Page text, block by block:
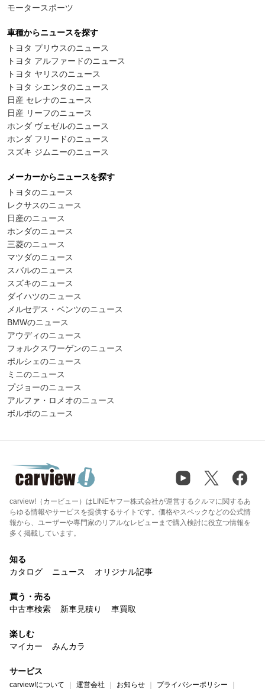
モータースポーツ
車種からニュースを探す
トヨタ プリウスのニュース
トヨタ アルファードのニュース
トヨタ ヤリスのニュース
トヨタ シエンタのニュース
日産 セレナのニュース
日産 リーフのニュース
ホンダ ヴェゼルのニュース
ホンダ フリードのニュース
スズキ ジムニーのニュース
メーカーからニュースを探す
トヨタのニュース
レクサスのニュース
日産のニュース
ホンダのニュース
三菱のニュース
マツダのニュース
スバルのニュース
スズキのニュース
ダイハツのニュース
メルセデス・ベンツのニュース
BMWのニュース
アウディのニュース
フォルクスワーゲンのニュース
ポルシェのニュース
ミニのニュース
プジョーのニュース
アルファ・ロメオのニュース
ボルボのニュース
carview!（カービュー）はLINEヤフー株式会社が運営するクルマに関するあ
らゆる情報やサービスを提供するサイトです。価格やスペックなどの公式情
報から、ユーザーや専門家のリアルなレビューまで購入検討に役立つ情報を
多く掲載しています。
知る
カタログ
ニュース オリジナル記事
買う・売る
中古車検索
新車見積り 車買取
楽しむ
マイカー
みんカラ
サービス
carview!について 運営会社 お知らせ プライバシーポリシー